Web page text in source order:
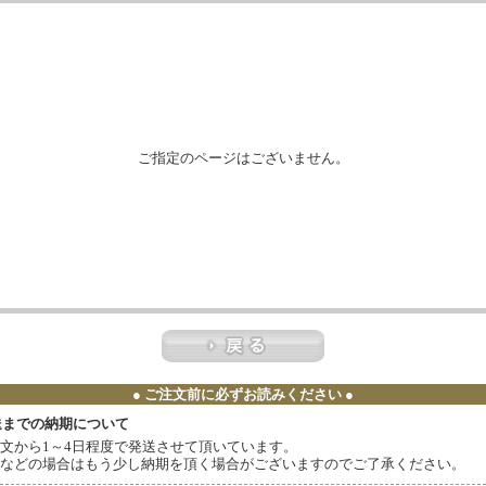
ご指定のページはございません。
● ご注文前に必ずお読みください ●
での納期について
から1～4日程度で発送させて頂いています。
どの場合はもう少し納期を頂く場合がございますのでご了承ください。